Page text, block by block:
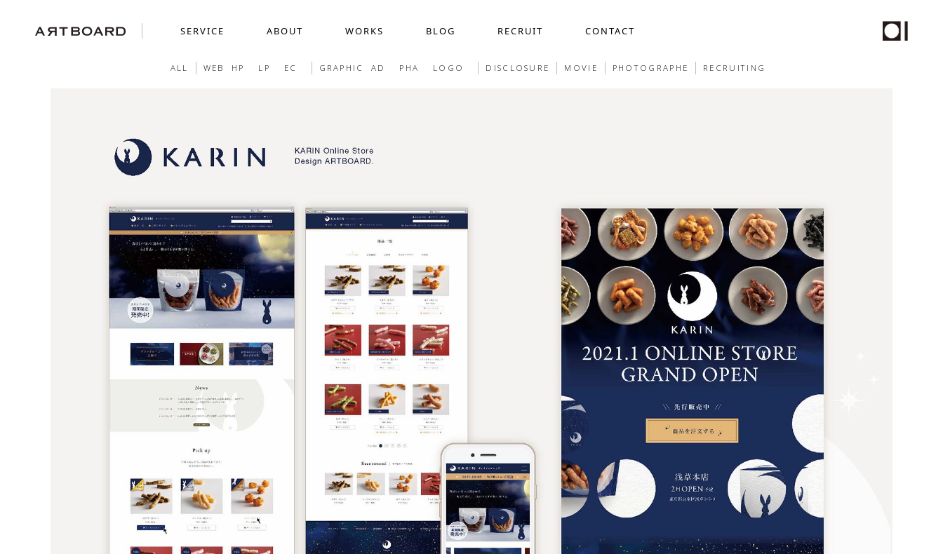
SERVICE
採用ブランディング
ショッピングサイト制作 デザイン定額サービス(サブスク) ホームページ保守サービス
ミニチュアを使った世界
ABOUT
SENSE
WORKS
GRAPHICS
MOVIE
BLOG RECRUIT CONTACT
ALL WEB HP LP EC GRAPHIC AD PHA LOGO DISCLOSURE MOVIE PHOTOGRAPHE RECRUITING